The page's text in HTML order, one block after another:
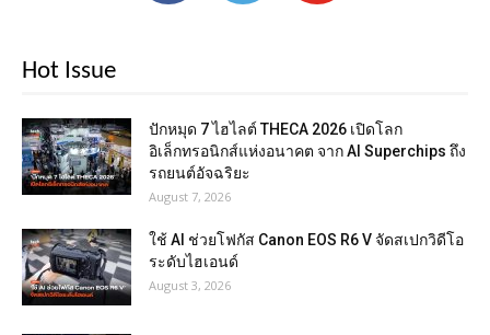
Hot Issue
ปักหมุด 7 ไฮไลต์ THECA 2026 เปิดโลก
อิเล็กทรอนิกส์แห่งอนาคต จาก AI Superchips ถึง
รถยนต์อัจฉริยะ
August 7, 2026
ใช้ AI ช่วยโฟกัส Canon EOS R6 V จัดสเปกวิดีโอ
ระดับไฮเอนด์
August 3, 2026